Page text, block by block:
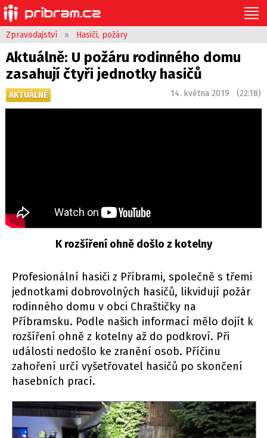
Zpravodajství » Hasiči, požáry
Aktuálně: U požáru rodinného domu
zasahují čtyři jednotky hasičů
AKTUÁLNĚ 14. května 2019 (22:18)
K rozšíření ohně došlo z kotelny
Profesionální hasiči z Příbrami, společně s třemi
jednotkami dobrovolných hasičů, likvidují požár
rodinného domu v obci Chraštičky na
Příbramsku. Podle našich informací mělo dojít k
rozšíření ohně z kotelny až do podkroví. Při
události nedošlo ke zranění osob. Příčinu
zahoření určí vyšetřovatel hasičů po skončení
hasebních prací.